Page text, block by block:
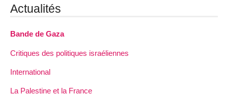
Actualités
Bande de Gaza
Critiques des politiques israéliennes
International
La Palestine et la France